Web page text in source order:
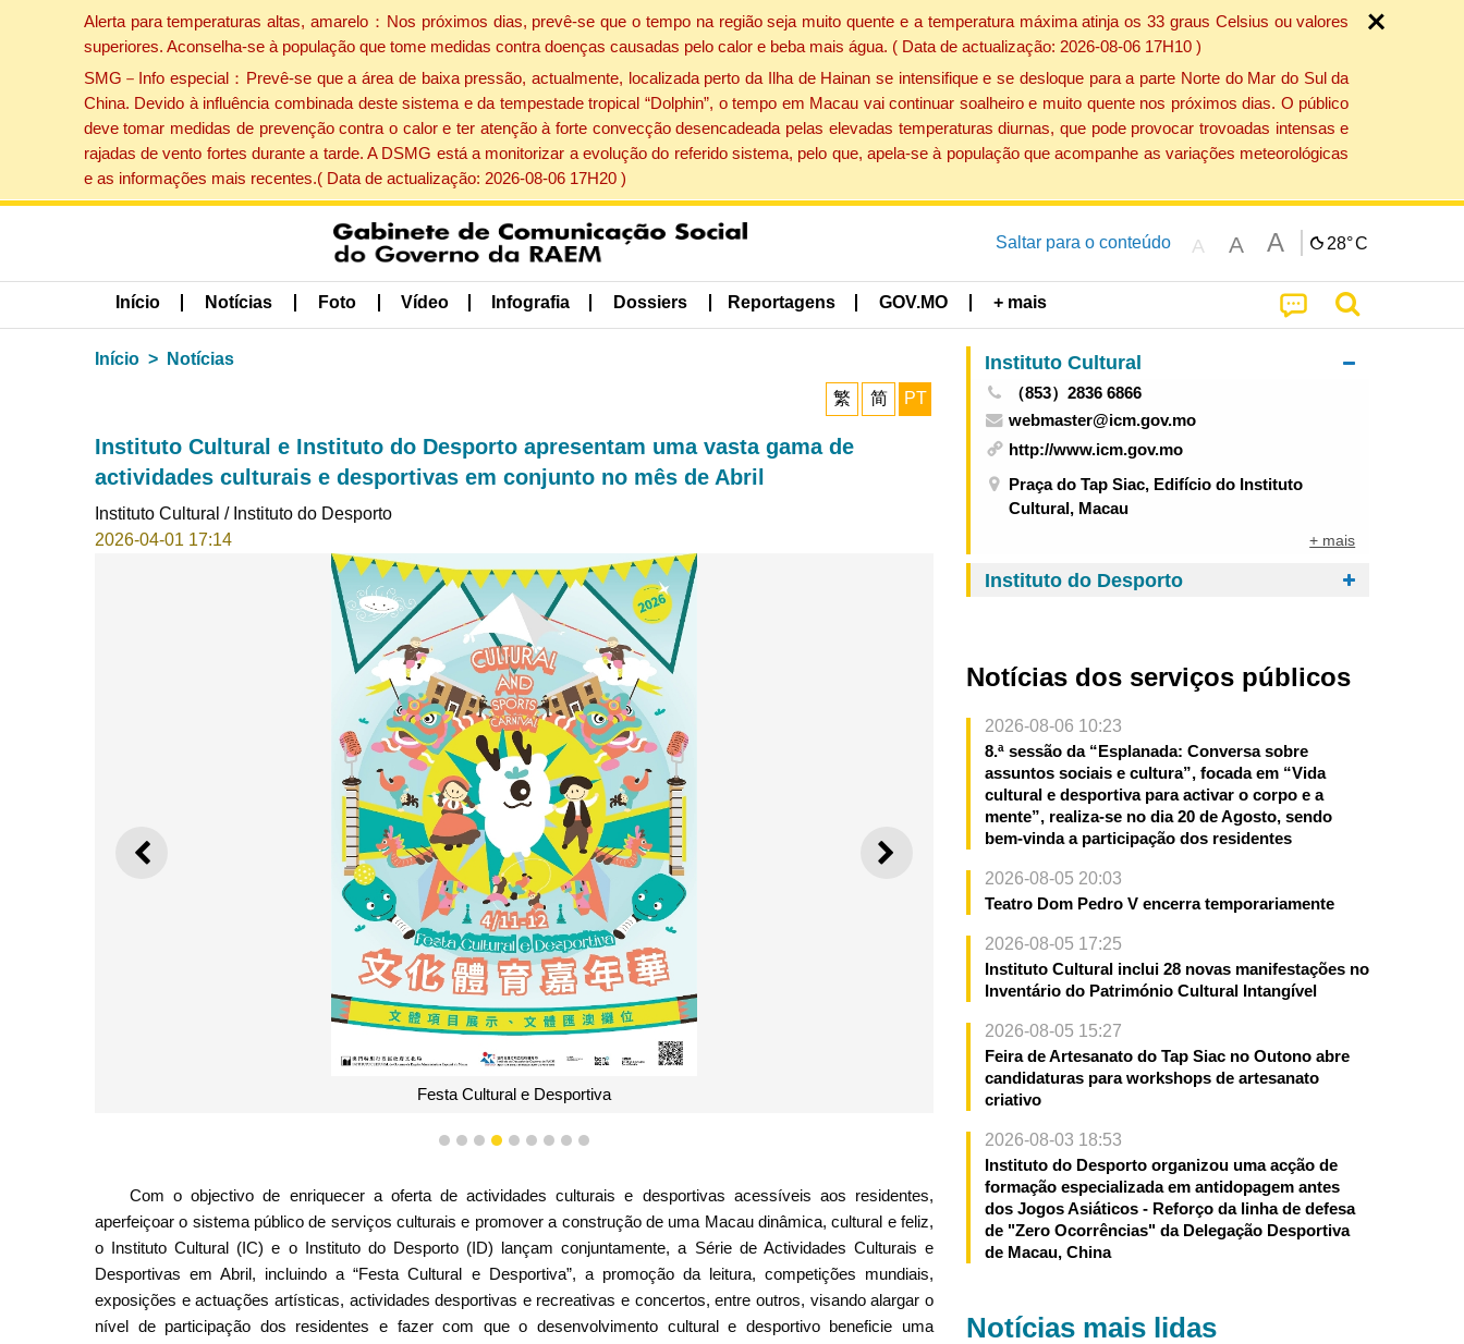
Alerta para temperaturas altas, amarelo：Nos próximos dias, prevê-se que o tempo na região seja muito quente e a temperatura máxima atinja os 33 graus Celsius ou valores
superiores. Aconselha-se à população que tome medidas contra doenças causadas pelo calor e beba mais água. ( Data de actualização: 2026-08-06 17H10 )
SMG－Info especial：Prevê-se que a área de baixa pressão, actualmente, localizada perto da Ilha de Hainan se intensifique e se desloque para a parte Norte do Mar do Sul da
China. Devido à influência combinada deste sistema e da tempestade tropical “Dolphin”, o tempo em Macau vai continuar soalheiro e muito quente nos próximos dias. O público
deve tomar medidas de prevenção contra o calor e ter atenção à forte convecção desencadeada pelas elevadas temperaturas diurnas, que pode provocar trovoadas intensas e
rajadas de vento fortes durante a tarde. A DSMG está a monitorizar a evolução do referido sistema, pelo que, apela-se à população que acompanhe as variações meteorológicas
e as informações mais recentes.( Data de actualização: 2026-08-06 17H20 )
Saltar para o conteúdo A A A 28°C
Início Notícias Foto Vídeo Infografia Dossiers Reportagens GOV.MO + mais
Início Notícias
繁 简 PT
Instituto Cultural e Instituto do Desporto apresentam uma vasta gama de
actividades culturais e desportivas em conjunto no mês de Abril
Instituto Cultural / Instituto do Desporto
2026-04-01 17:14
ANTERIOR SEGUINTE
Festa Cultural e Desportiva
1 2 3 4 5 6 7 8 9
Com o objectivo de enriquecer a oferta de actividades culturais e desportivas acessíveis aos residentes,
aperfeiçoar o sistema público de serviços culturais e promover a construção de uma Macau dinâmica, cultural e feliz,
o Instituto Cultural (IC) e o Instituto do Desporto (ID) lançam conjuntamente, a Série de Actividades Culturais e
Desportivas em Abril, incluindo a “Festa Cultural e Desportiva”, a promoção da leitura, competições mundiais,
exposições e actuações artísticas, actividades desportivas e recreativas e concertos, entre outros, visando alargar o
nível de participação dos residentes e fazer com que o desenvolvimento cultural e desportivo beneficie uma
Instituto Cultural
（853）2836 6866
webmaster@icm.gov.mo
http://www.icm.gov.mo
Praça do Tap Siac, Edifício do Instituto
Cultural, Macau
+ mais
Instituto do Desporto
Notícias dos serviços públicos
2026-08-06 10:23
8.ª sessão da “Esplanada: Conversa sobre
assuntos sociais e cultura”, focada em “Vida
cultural e desportiva para activar o corpo e a
mente”, realiza-se no dia 20 de Agosto, sendo
bem-vinda a participação dos residentes
2026-08-05 20:03
Teatro Dom Pedro V encerra temporariamente
2026-08-05 17:25
Instituto Cultural inclui 28 novas manifestações no
Inventário do Património Cultural Intangível
2026-08-05 15:27
Feira de Artesanato do Tap Siac no Outono abre
candidaturas para workshops de artesanato
criativo
2026-08-03 18:53
Instituto do Desporto organizou uma acção de
formação especializada em antidopagem antes
dos Jogos Asiáticos - Reforço da linha de defesa
de "Zero Ocorrências" da Delegação Desportiva
de Macau, China
Notícias mais lidas